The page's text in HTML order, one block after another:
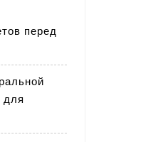
перед
для